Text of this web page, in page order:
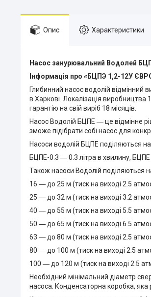
Опис Характеристики
Насос занурювальний Водолей
Інформація про «БЦПЭ 1,2-12У
Глибинний насос водолій відмінний
в Харкові. Локалізація
гарантію на свій виріб 18 місяців.
Насос Водолій БЦПЕ ― це відмінне
зможе підібрати собі насос для
Насоси водолій БЦПЕ поділяються
БЦПЕ-0.3 ― 0.3 літра в хвилину,
Також насоси Водолій поділяються
16 ― до 25 м (тиск на виході 2.5
25 ― до 32 м (тиск на виході 3.2
40 ― до 55 м (тиск на виході 5.5
50 ― до 65 м (тиск на виході 6.5
63 ― до 80 м (тиск на виході 2.5
80 ― до 100 м (тиск на виході 2.5
100 ― до 120 м (тиск на виході 2.5
Необхідний мінімальний діаметр
насоса. Конденсаторна коробка, яка